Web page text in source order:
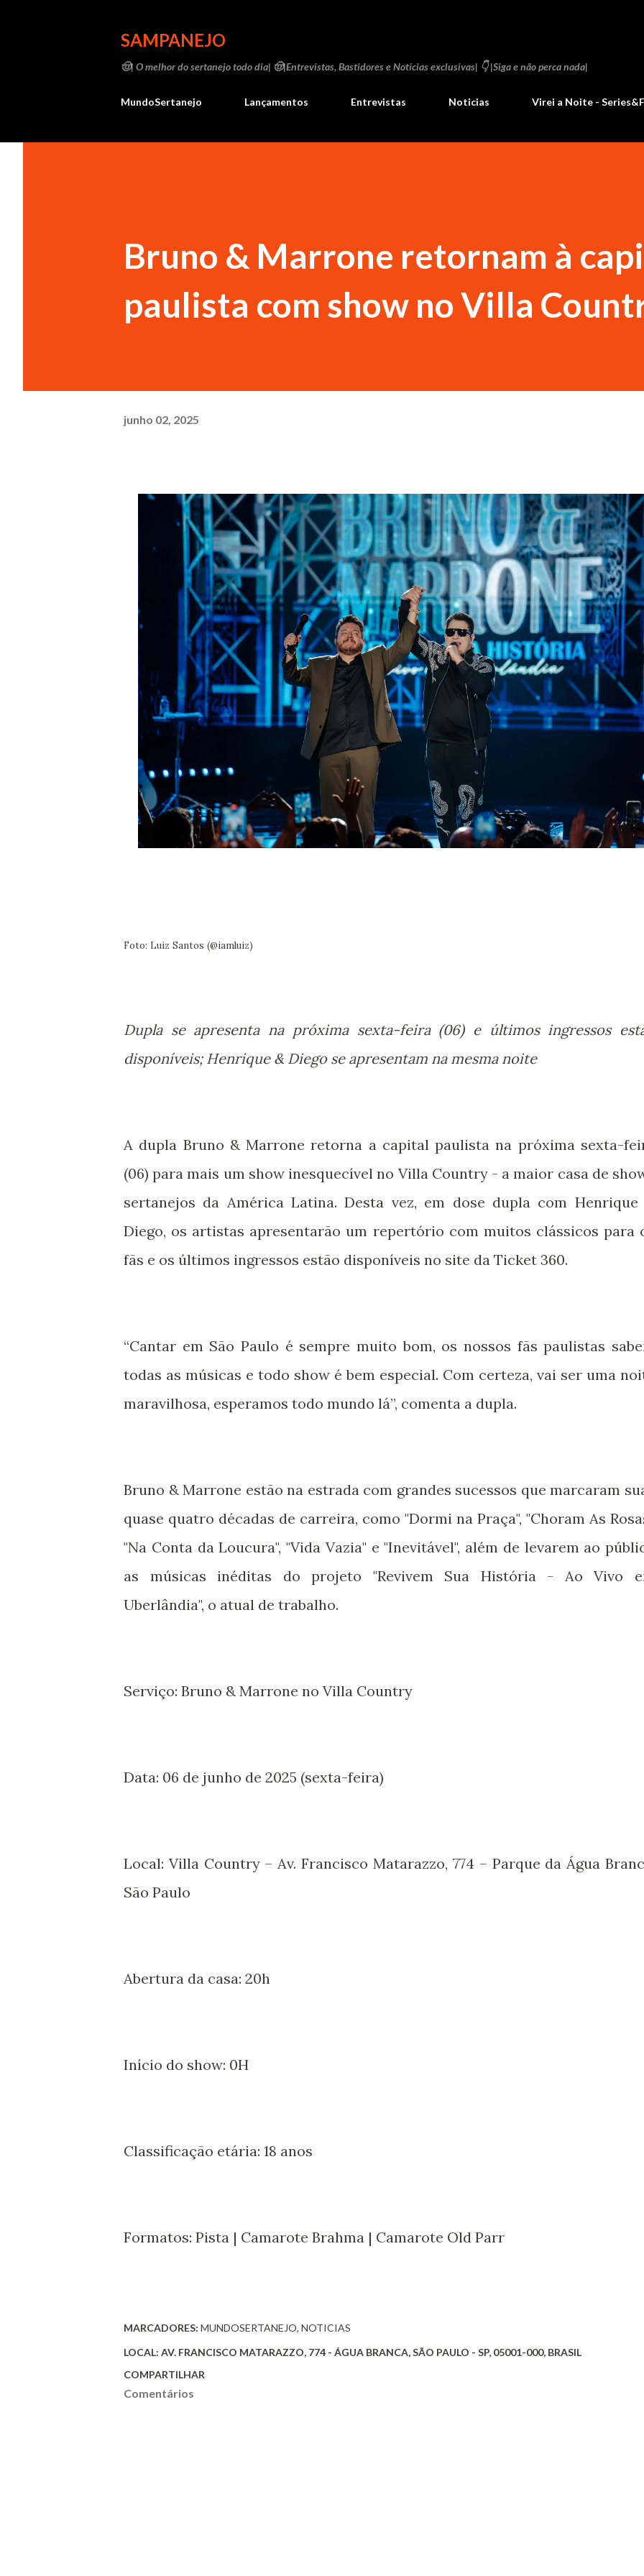
SAMPANEJO
🤠| O melhor do sertanejo todo dia| 🤠|Entrevistas, Bastidores e Notícias exclusivas| 👇 |Siga e não perca nada|
MundoSertanejo Lançamentos Entrevistas Noticias Virei a Noite -
Bruno & Marrone retornam à
paulista com show no Villa
junho 02, 2025
Foto: Luiz Santos (@iamluiz)
Dupla se apresenta na próxima sexta-feira (06) e últimos ingressos
disponíveis; Henrique & Diego se apresentam na mesma noite
A dupla Bruno & Marrone retorna a capital paulista na próxima sexta-
(06) para mais um show inesquecível no Villa Country - a maior casa de
sertanejos da América Latina. Desta vez, em dose dupla com Henrique
Diego, os artistas apresentarão um repertório com muitos clássicos para
fãs e os últimos ingressos estão disponíveis no site da Ticket 360.
“Cantar em São Paulo é sempre muito bom, os nossos fãs paulistas
todas as músicas e todo show é bem especial. Com certeza, vai ser uma
maravilhosa, esperamos todo mundo lá”, comenta a dupla.
Bruno & Marrone estão na estrada com grandes sucessos que marcaram
quase quatro décadas de carreira, como "Dormi na Praça", "Choram As
"Na Conta da Loucura", "Vida Vazia" e "Inevitável", além de levarem ao
as músicas inéditas do projeto "Revivem Sua História - Ao Vivo
Uberlândia", o atual de trabalho.
Serviço: Bruno & Marrone no Villa Country
Data: 06 de junho de 2025 (sexta-feira)
Local: Villa Country – Av. Francisco Matarazzo, 774 – Parque da Água
São Paulo
Abertura da casa: 20h
Início do show: 0H
Classificação etária: 18 anos
Formatos: Pista | Camarote Brahma | Camarote Old Parr
MARCADORES: MUNDOSERTANEJO NOTICIAS
LOCAL: AV. FRANCISCO MATARAZZO, 774 - ÁGUA BRANCA, SÃO PAULO - SP, 05001-000, BRASIL
COMPARTILHAR
Comentários